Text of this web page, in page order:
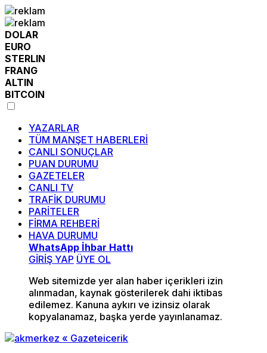
DOLAR
EURO
STERLIN
FRANG
ALTIN
BITCOIN
YAZARLAR
TÜM MANŞET HABERLERİ
CANLI SONUÇLAR
PUAN DURUMU
GAZETELER
CANLI TV
TRAFİK DURUMU
PARİTELER
FİRMA REHBERİ
HAVA DURUMU
WhatsApp İhbar Hattı
GİRİŞ YAP ÜYE OL
Web sitemizde yer alan haber içerikleri izin
alınmadan, kaynak gösterilerek dahi iktibas
edilemez. Kanuna aykırı ve izinsiz olarak
kopyalanamaz, başka yerde yayınlanamaz.